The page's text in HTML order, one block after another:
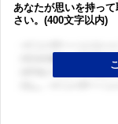
あなたが思いを持っ
さい。(400文字以内)